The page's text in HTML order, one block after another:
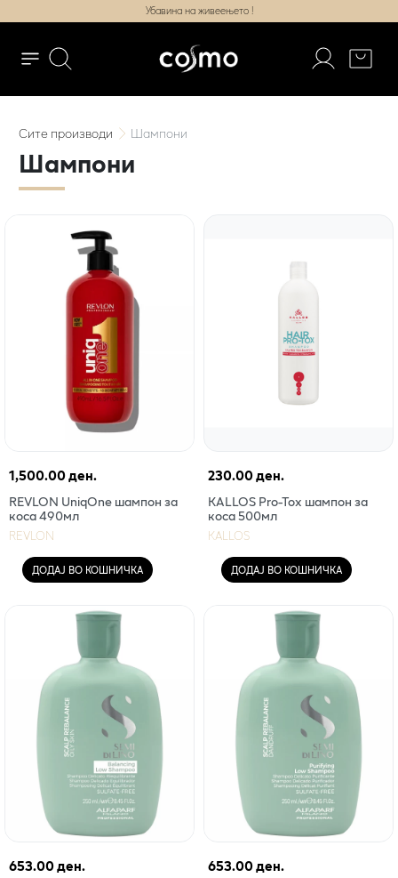
Убавина на живеењето !
Ситепроизводи Шампони
Шампони
1,500.00 ден.
REVLON UniqOne шампон за
коса 490мл
REVLON
ДОДАЈ ВО КОШНИЧКА
230.00 ден.
KALLOS Pro-Tox шампон за
коса 500мл
KALLOS
ДОДАЈ ВО КОШНИЧКА
653.00 ден. 653.00 ден.